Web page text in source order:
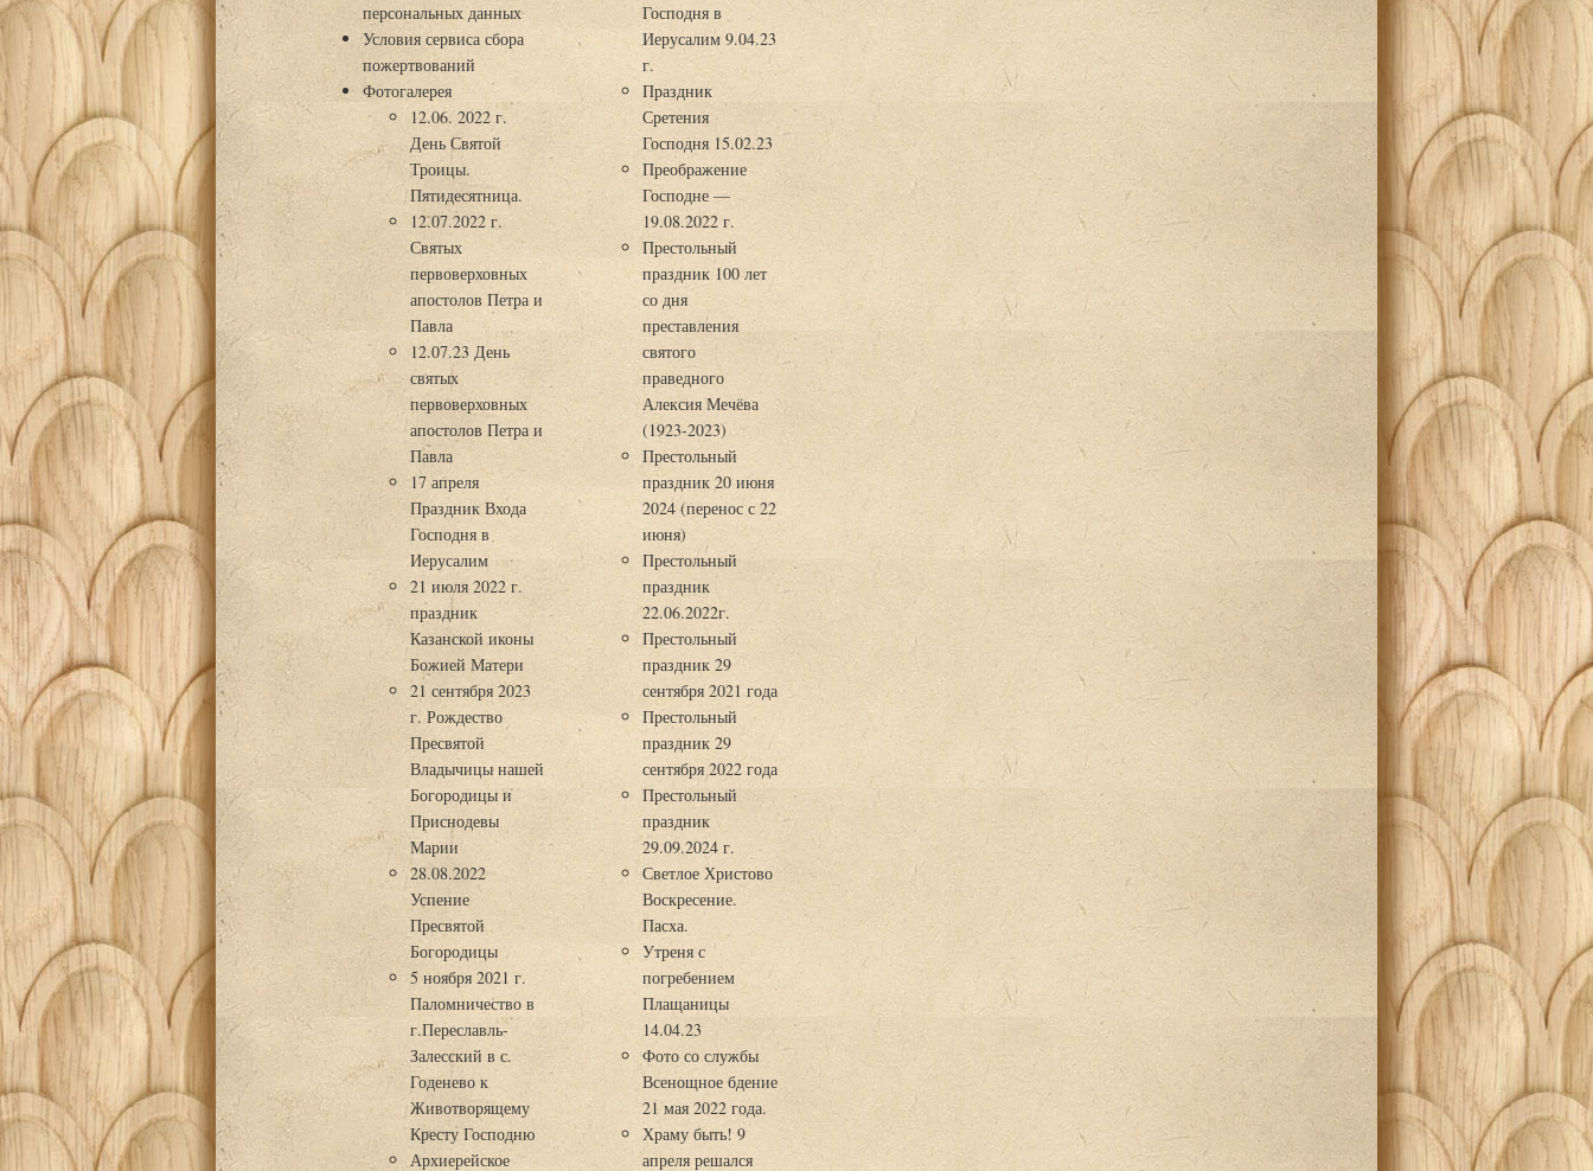
персональных данных
Условия сервиса сбора
пожертвований
Фотогалерея
12.06. 2022 г.
День Святой
Троицы.
Пятидесятница.
12.07.2022 г.
Святых
первоверховных
апостолов Петра и
Павла
12.07.23 День
святых
первоверховных
апостолов Петра и
Павла
17 апреля
Праздник Входа
Господня в
Иерусалим
21 июля 2022 г.
праздник
Казанской иконы
Божией Матери
21 сентября 2023
г. Рождество
Пресвятой
Владычицы нашей
Богородицы и
Приснодевы
Марии
28.08.2022
Успение
Пресвятой
Богородицы
5 ноября 2021 г.
Паломничество в
г.Переславль-
Залесский в с.
Годенево к
Животворящему
Кресту Господню
Архиерейское
Господня в
Иерусалим 9.04.23
г.
Праздник
Сретения
Господня 15.02.23
Преображение
Господне —
19.08.2022 г.
Престольный
праздник 100 лет
со дня
преставления
святого
праведного
Алексия Мечёва
(1923-2023)
Престольный
праздник 20 июня
2024 (перенос с 22
июня)
Престольный
праздник
22.06.2022г.
Престольный
праздник 29
сентября 2021 года
Престольный
праздник 29
сентября 2022 года
Престольный
праздник
29.09.2024 г.
Светлое Христово
Воскресение.
Пасха.
Утреня с
погребением
Плащаницы
14.04.23
Фото со службы
Всенощное бдение
21 мая 2022 года.
Храму быть! 9
апреля решался